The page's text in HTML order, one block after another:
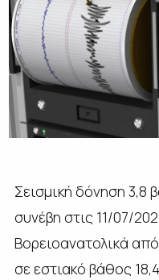
Σεισμική δόνηση 3,8
συνέβη στις 11/07/
Βορειοανατολικά
σε εστιακό βάθος